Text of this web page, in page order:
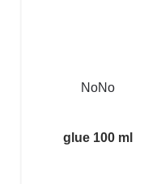
NoNo
glue 100 ml